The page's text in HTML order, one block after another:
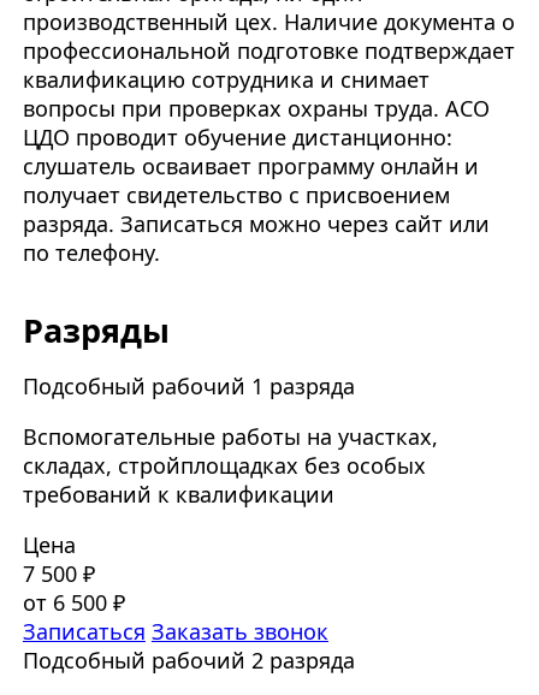
производственный цех. Наличие документа о
профессиональной подготовке подтверждает
квалификацию сотрудника и снимает
вопросы при проверках охраны труда. АСО
ЦДО проводит обучение дистанционно:
слушатель осваивает программу онлайн и
получает свидетельство с присвоением
разряда. Записаться можно через сайт или
по телефону.
Разряды
Подсобный рабочий 1 разряда
Вспомогательные работы на участках,
складах, стройплощадках без особых
требований к квалификации
Цена
7 500 ₽
от 6 500 ₽
Записаться Заказать звонок
Подсобный рабочий 2 разряда